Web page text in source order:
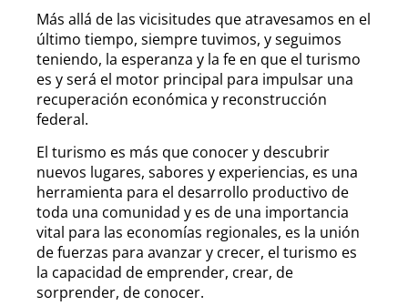
Más allá de las vicisitudes que atravesamos en el
último tiempo, siempre tuvimos, y seguimos
teniendo, la esperanza y la fe en que el turismo
es y será el motor principal para impulsar una
recuperación económica y reconstrucción
federal.
El turismo es más que conocer y descubrir
nuevos lugares, sabores y experiencias, es una
herramienta para el desarrollo productivo de
toda una comunidad y es de una importancia
vital para las economías regionales, es la unión
de fuerzas para avanzar y crecer, el turismo es
la capacidad de emprender, crear, de
sorprender, de conocer.